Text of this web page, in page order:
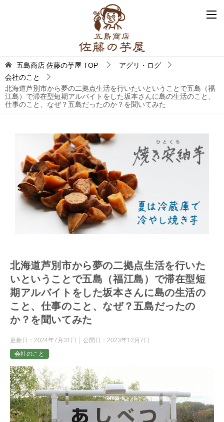
五島商店 佐藤の芋屋 TOP
アグリ・ログ
会社のこと
北海道芦別市から夢の二拠点生活を行いたいということで五島（福
江島）で滞在型短期アルバイトをした坂本さんに島の生活のこと、
仕事のこと、なぜ？五島だったのか？を聞いてみた
北海道芦別市から夢の二拠点生活を行いた
いということで五島（福江島）で滞在型短
期アルバイトをした坂本さんに島の生活の
こと、仕事のこと、なぜ？五島だったの
か？を聞いてみた
更新日： 2024年7月31日 公開日： 2023年12月7日
会社のこと